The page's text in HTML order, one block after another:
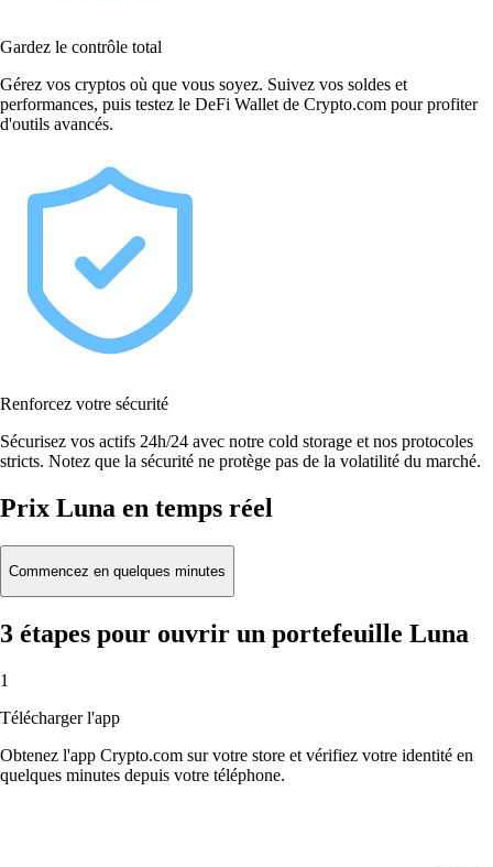
Gardez le contrôle total
Gérez vos cryptos où que vous soyez. Suivez vos soldes et
performances, puis testez le DeFi Wallet de Crypto.com pour profiter
d'outils avancés.
Renforcez votre sécurité
Sécurisez vos actifs 24h/24 avec notre cold storage et nos protocoles
stricts. Notez que la sécurité ne protège pas de la volatilité du marché.
Prix Luna en temps réel
Commencez en quelques minutes
3 étapes pour ouvrir un portefeuille Luna
1
Télécharger l'app
Obtenez l'app Crypto.com sur votre store et vérifiez votre identité en
quelques minutes depuis votre téléphone.